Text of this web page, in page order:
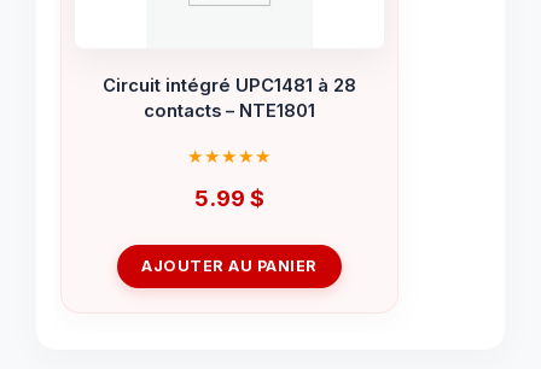
Circuit intégré UPC1481 à 28
contacts – NTE1801
5.99 $
AJOUTER AU PANIER